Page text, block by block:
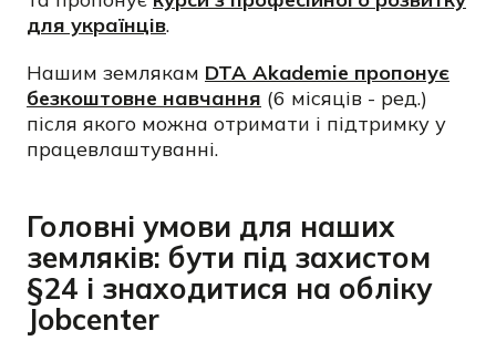
для українців.
Нашим землякам DTA Akademie пропонує
безкоштовне навчання (6 місяців - ред.)
після якого можна отримати і підтримку у
працевлаштуванні.
Головні умови для наших
земляків: бути під захистом
§24 і знаходитися на обліку
Jobcenter